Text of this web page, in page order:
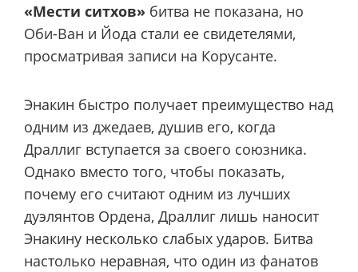
«Мести ситхов» битва не показана, но
Оби-Ван и Йода стали ее свидетелями,
просматривая записи на Корусанте.
Энакин быстро получает преимущество над
одним из джедаев, душив его, когда
Драллиг вступается за своего союзника.
Однако вместо того, чтобы показать,
почему его считают одним из лучших
дуэлянтов Ордена, Драллиг лишь наносит
Энакину несколько слабых ударов. Битва
настолько неравная, что один из фанатов